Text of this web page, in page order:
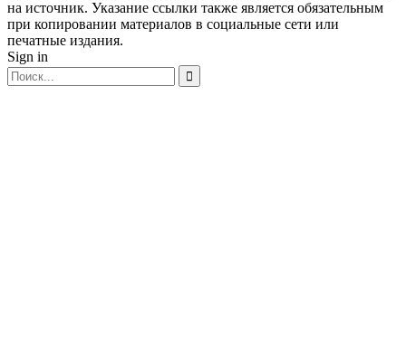
на источник. Указание ссылки также является обязательным
при копировании материалов в социальные сети или
печатные издания.
Sign in